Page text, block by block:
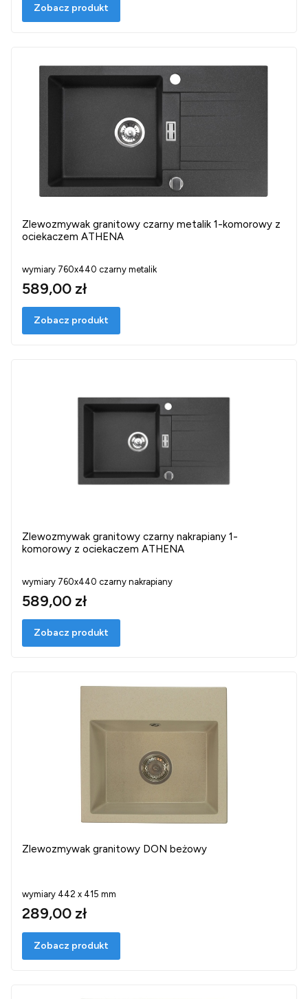
Zobacz produkt
Zlewozmywak granitowy czarny metalik 1-komorowy z
ociekaczem ATHENA
wymiary 760x440 czarny metalik
589,00 zł
Zobacz produkt
Zlewozmywak granitowy czarny nakrapiany 1-
komorowy z ociekaczem ATHENA
wymiary 760x440 czarny nakrapiany
589,00 zł
Zobacz produkt
Zlewozmywak granitowy DON beżowy
wymiary 442 x 415 mm
289,00 zł
Zobacz produkt